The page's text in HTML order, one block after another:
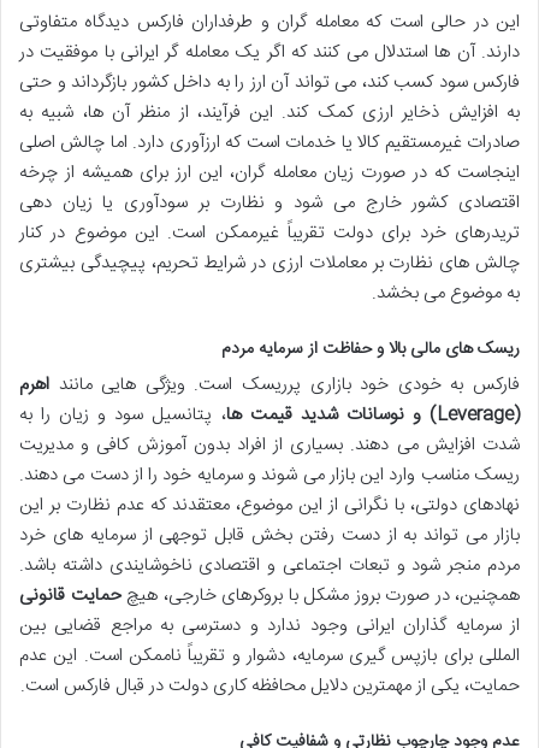
این در حالی است که معامله گران و طرفداران فارکس دیدگاه متفاوتی
دارند. آن ها استدلال می کنند که اگر یک معامله گر ایرانی با موفقیت در
فارکس سود کسب کند، می تواند آن ارز را به داخل کشور بازگرداند و حتی
به افزایش ذخایر ارزی کمک کند. این فرآیند، از منظر آن ها، شبیه به
صادرات غیرمستقیم کالا یا خدمات است که ارزآوری دارد. اما چالش اصلی
اینجاست که در صورت زیان معامله گران، این ارز برای همیشه از چرخه
اقتصادی کشور خارج می شود و نظارت بر سودآوری یا زیان دهی
تریدرهای خرد برای دولت تقریباً غیرممکن است. این موضوع در کنار
چالش های نظارت بر معاملات ارزی در شرایط تحریم، پیچیدگی بیشتری
به موضوع می بخشد.
ریسک های مالی بالا و حفاظت از سرمایه مردم
فارکس به خودی خود بازاری پرریسک است. ویژگی هایی مانند اهرم
(Leverage) و نوسانات شدید قیمت ها
، پتانسیل سود و زیان را به
شدت افزایش می دهند. بسیاری از افراد بدون آموزش کافی و مدیریت
ریسک مناسب وارد این بازار می شوند و سرمایه خود را از دست می دهند.
نهادهای دولتی، با نگرانی از این موضوع، معتقدند که عدم نظارت بر این
بازار می تواند به از دست رفتن بخش قابل توجهی از سرمایه های خرد
مردم منجر شود و تبعات اجتماعی و اقتصادی ناخوشایندی داشته باشد.
همچنین، در صورت بروز مشکل با بروکرهای خارجی، هیچحمایت قانونی
از سرمایه گذاران ایرانی وجود ندارد و دسترسی به مراجع قضایی بین
المللی برای بازپس گیری سرمایه، دشوار و تقریباً ناممکن است. این عدم
حمایت، یکی از مهمترین دلایل محافظه کاری دولت در قبال فارکس است.
عدم وجود چارچوب نظارتی و شفافیت کافی